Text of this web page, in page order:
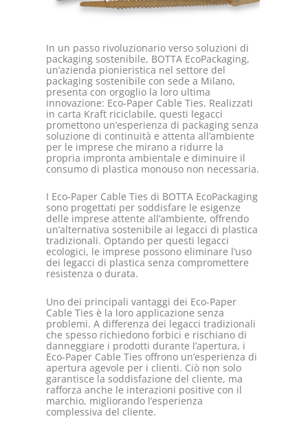
In un passo rivoluzionario verso soluzioni di
packaging sostenibile, BOTTA EcoPackaging,
un’azienda pionieristica nel settore del
packaging sostenibile con sede a Milano,
presenta con orgoglio la loro ultima
innovazione: Eco-Paper Cable Ties. Realizzati
in carta Kraft riciclabile, questi legacci
promettono un’esperienza di packaging senza
soluzione di continuità e attenta all’ambiente
per le imprese che mirano a ridurre la
propria impronta ambientale e diminuire il
consumo di plastica monouso non necessaria.
I Eco-Paper Cable Ties di BOTTA EcoPackaging
sono progettati per soddisfare le esigenze
delle imprese attente all’ambiente, offrendo
un’alternativa sostenibile ai legacci di plastica
tradizionali. Optando per questi legacci
ecologici, le imprese possono eliminare l’uso
dei legacci di plastica senza compromettere
resistenza o durata.
Uno dei principali vantaggi dei Eco-Paper
Cable Ties è la loro applicazione senza
problemi. A differenza dei legacci tradizionali
che spesso richiedono forbici e rischiano di
danneggiare i prodotti durante l’apertura, i
Eco-Paper Cable Ties offrono un’esperienza di
apertura agevole per i clienti. Ciò non solo
garantisce la soddisfazione del cliente, ma
rafforza anche le interazioni positive con il
marchio, migliorando l’esperienza
complessiva del cliente.